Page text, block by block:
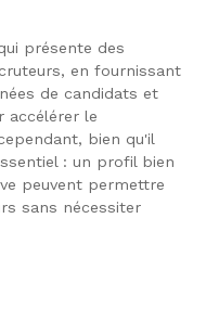
présente des
en fournissant
de candidats et
accélérer le
bien qu'il
: un profil bien
peuvent permettre
sans nécessiter